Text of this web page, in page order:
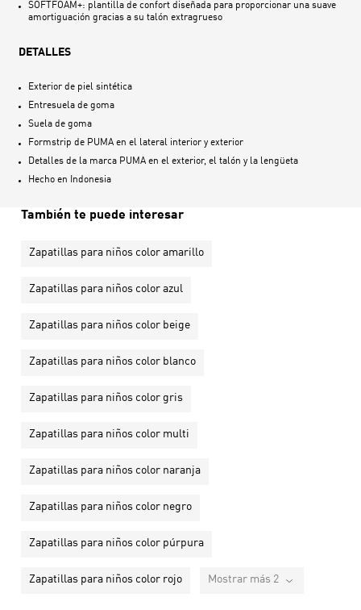
SOFTFOAM+: plantilla de confort diseñada para proporcionar una suave
amortiguación gracias a su talón extragrueso
DETALLES
Exterior de piel sintética
Entresuela de goma
Suela de goma
Formstrip de PUMA en el lateral interior y exterior
Detalles de la marca PUMA en el exterior, el talón y la lengüeta
Hecho en
Indonesia
También te puede interesar
Zapatillas para niños color amarillo
Zapatillas para niños color azul
Zapatillas para niños color beige
Zapatillas para niños color blanco
Zapatillas para niños color gris
Zapatillas para niños color multi
Zapatillas para niños color naranja
Zapatillas para niños color negro
Zapatillas para niños color púrpura
Zapatillas para niños color rojo Mostrar más 2